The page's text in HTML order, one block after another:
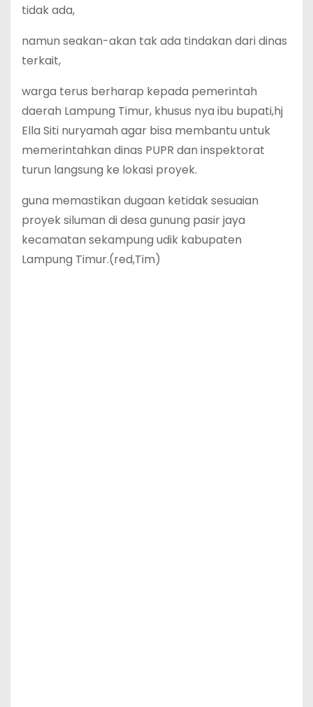
tidak ada,
namun seakan-akan tak ada tindakan dari dinas
terkait,
warga terus berharap kepada pemerintah
daerah Lampung Timur, khusus nya ibu bupati,hj
Ella Siti nuryamah agar bisa membantu untuk
memerintahkan dinas PUPR dan inspektorat
turun langsung ke lokasi proyek.
guna memastikan dugaan ketidak sesuaian
proyek siluman di desa gunung pasir jaya
kecamatan sekampung udik kabupaten
Lampung Timur.(red,Tim)